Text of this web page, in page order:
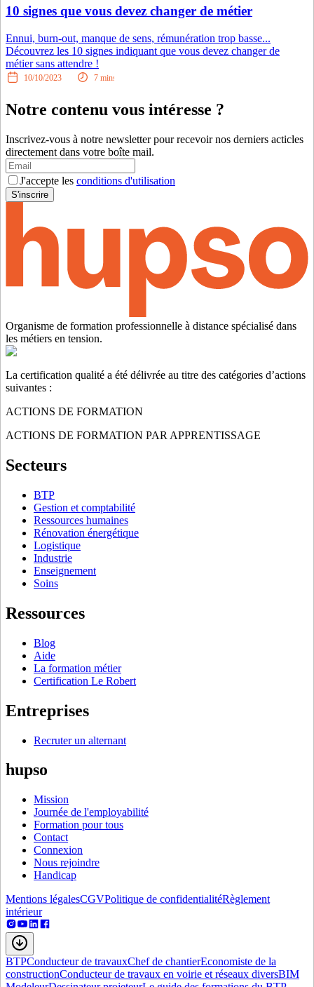
10 signes que vous devez changer de métier
Ennui, burn-out, manque de sens, rémunération trop basse...
Découvrez les 10 signes indiquant que vous devez changer de
métier sans attendre !
10/10/2023 7 mins
Notre contenu vous intéresse ?
Inscrivez-vous à notre newsletter pour recevoir nos derniers acticles
directement dans votre boîte mail.
J'accepte les conditions d'utilisation
S'inscrire
Organisme de formation professionnelle à distance spécialisé dans
les métiers en tension.
La certification qualité a été délivrée au titre des catégories d’actions
suivantes :
ACTIONS DE FORMATION
ACTIONS DE FORMATION PAR APPRENTISSAGE
Secteurs
BTP
Gestion et comptabilité
Ressources humaines
Rénovation énergétique
Logistique
Industrie
Enseignement
Soins
Ressources
Blog
Aide
La formation métier
Certification Le Robert
Entreprises
Recruter un alternant
hupso
Mission
Journée de l'employabilité
Formation pour tous
Contact
Connexion
Nous rejoindre
Handicap
Mentions légalesCGVPolitique de confidentialitéRèglement
intérieur
BTPConducteur de travauxChef de chantierEconomiste de la
constructionConducteur de travaux en voirie et réseaux diversBIM